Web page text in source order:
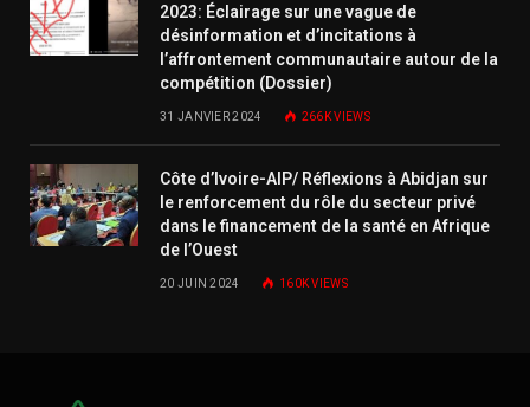
2023: Éclairage sur une vague de
désinformation et d’incitations à
l’affrontement communautaire autour de la
compétition (Dossier)
31 JANVIER 2024 266KVIEWS
Côte d’Ivoire-AIP/ Réflexions à Abidjan sur
le renforcement du rôle du secteur privé
dans le financement de la santé en Afrique
de l’Ouest
20 JUIN 2024 160KVIEWS